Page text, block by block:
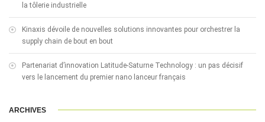
la tôlerie industrielle
Kinaxis dévoile de nouvelles solutions innovantes pour orchestrer la
supply chain de bout en bout
Partenariat d’innovation Latitude-Saturne Technology : un pas décisif
vers le lancement du premier nano lanceur français
ARCHIVES